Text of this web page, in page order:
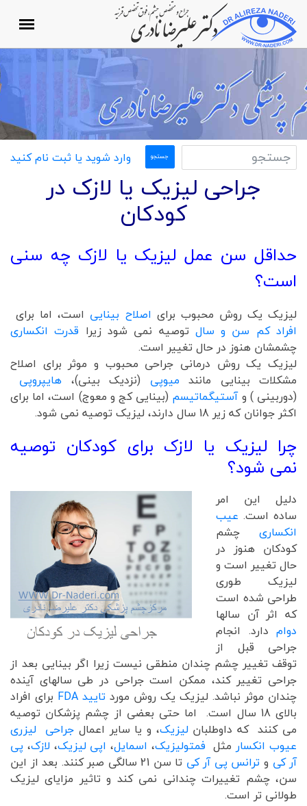
وارد شوید یا ثبت نام کنید
جراحی لیزیک یا لازک در
کودکان
حداقل سن عمل لیزیک یا لازک چه سنی
است؟
لیزیک یک روش محبوب برای اصلاح بینایی است، اما برای
افراد کم سن و سال توصیه نمی شود زیرا قدرت انکساری
چشمشان هنوز در حال تغییر است.
لیزیک یک روش درمانی جراحی محبوب و موثر برای اصلاح
مشکلات بینایی مانند میوپی (نزدیک بینی)، هایپروپی
(دوربینی ) وآستیگماتیسم (بینایی کج و معوج) است، اما برای
اکثر جوانان که زیر 18 سال دارند، لیزیک توصیه نمی شود.
چرا لیزیک یا لازک برای کودکان توصیه
نمی شود؟
دلیل این امر
ساده است. عیب
انکساری چشم
کودکان هنوز در
حال تغییر است و
لیزیک طوری
طراحی شده است
که اثر آن سالها
دوام دارد. انجام
جراحی قبل از
توقف تغییر چشم چندان منطقی نیست زیرا اگر بینایی بعد از
جراحی تغییر کند، ممکن است جراحی در طی سالهای آینده
چندان موثر نباشد. لیزیک یک روش مورد تایید FDA
برای افراد
بالای 18 سال است. اما حتی بعضی از چشم پزشکان توصیه
می کنند که داوطلبان لیزیک، و یا سایر اعمال جراحی لیزری
عیوب انکسارمثل فمتولیزیک، اسمایل،اپی لیزیک، لازک، پی
آر کی و ترانس پی آر کی
تا سن 21 سالگی صبر کنند. بعد از این
سن، چشم تغییرات چندانی نمی کند و تاثیر مزایای لیزیک
طولانی تر است.